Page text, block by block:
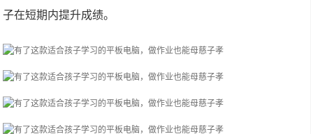
子在短期内提升成绩。